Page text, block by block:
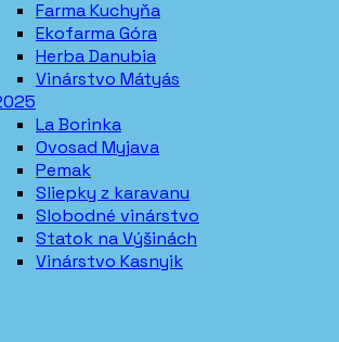
Farma Kuchyňa
Ekofarma Góra
Herba Danubia
Vinárstvo Mátyás
La Borinka
Ovosad Myjava
Pemak
Sliepky z karavanu
Slobodné vinárstvo
Statok na Výšinách
Vinárstvo Kasnyik